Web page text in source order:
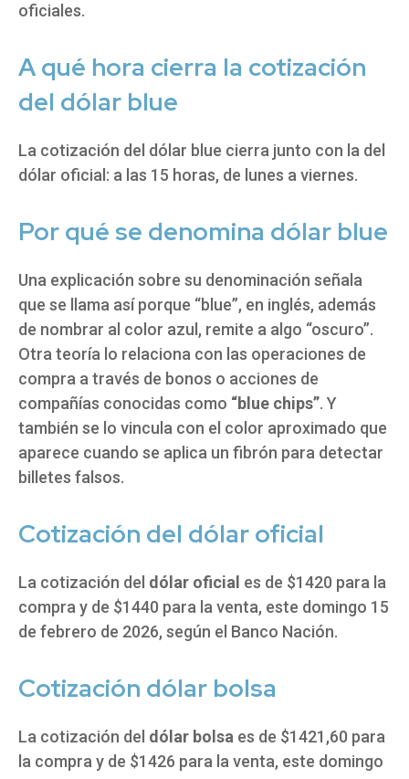
oficiales.
A qué hora cierra la cotización
del dólar blue
La cotización del dólar blue cierra junto con la del
dólar oficial: a las 15 horas, de lunes a viernes.
Por qué se denomina dólar blue
Una explicación sobre su denominación señala
que se llama así porque “blue”, en inglés, además
de nombrar al color azul, remite a algo “oscuro”.
Otra teoría lo relaciona con las operaciones de
compra a través de bonos o acciones de
compañías conocidas como “blue chips”. Y
también se lo vincula con el color aproximado que
aparece cuando se aplica un fibrón para detectar
billetes falsos.
Cotización del dólar oficial
La cotización del dólar oficial es de $1420 para la
compra y de $1440 para la venta, este domingo 15
de febrero de 2026, según el Banco Nación.
Cotización dólar bolsa
La cotización del dólar bolsa es de $1421,60 para
la compra y de $1426 para la venta, este domingo